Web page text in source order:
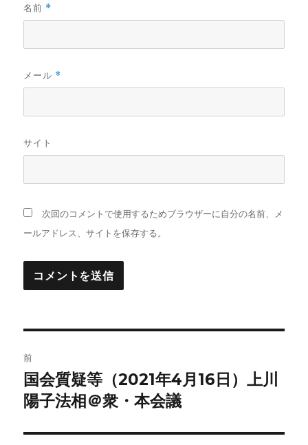
名前 *
メール *
サイト
次回のコメントで使用するためブラウザーに自分の名前、メ
ールアドレス、サイトを保存する。
稿
ナ
ビ
前
前
の
稿:
国会質疑等（2021年4月16日）上川
陽子法相＠衆・本会議